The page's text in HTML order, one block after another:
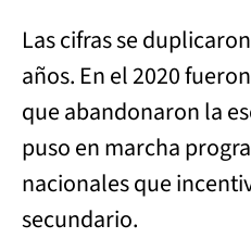
Las cifras se
años. En el 2020
que abandonaron la
puso en marcha
nacionales que
secundario.